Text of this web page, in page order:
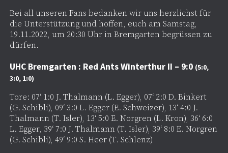
Bei all unseren Fans bedanken wir uns herzlichst für
die Unterstützung und hoffen, euch am Samstag,
19.11.2022, um 20:30 Uhr in Bremgarten begrüssen zu
dürfen.
UHC Bremgarten : Red Ants Winterthur II – 9:0 (5:0,
3:0, 1:0)
Tore: 07‘ 1:0 J. Thalmann (L. Egger), 07‘ 2:0 D. Binkert
(G. Schibli), 09‘ 3:0 L. Egger (E. Schweizer), 13‘ 4:0 J.
Thalmann (T. Isler), 13‘ 5:0 E. Norgren (L. Kron), 36‘ 6:0
L. Egger, 39‘ 7:0 J. Thalmann (T. Isler), 39‘ 8:0 E. Norgren
(G. Schibli), 49‘ 9:0 S. Heer (T. Schlenz)